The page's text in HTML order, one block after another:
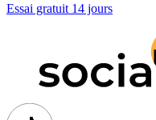
Essai gratuit 14 jours